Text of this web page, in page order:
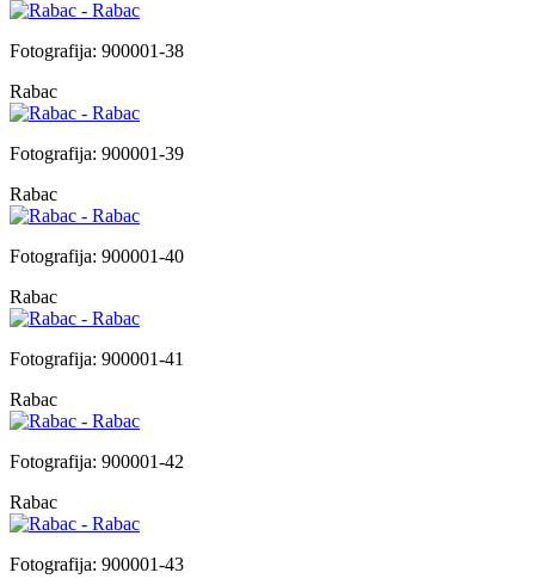
Fotografija: 900001-38
Rabac
Fotografija: 900001-39
Rabac
Fotografija: 900001-40
Rabac
Fotografija: 900001-41
Rabac
Fotografija: 900001-42
Rabac
Fotografija: 900001-43